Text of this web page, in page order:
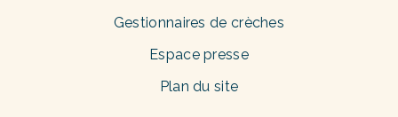
Gestionnaires de crèches
Espace presse
Plan du site